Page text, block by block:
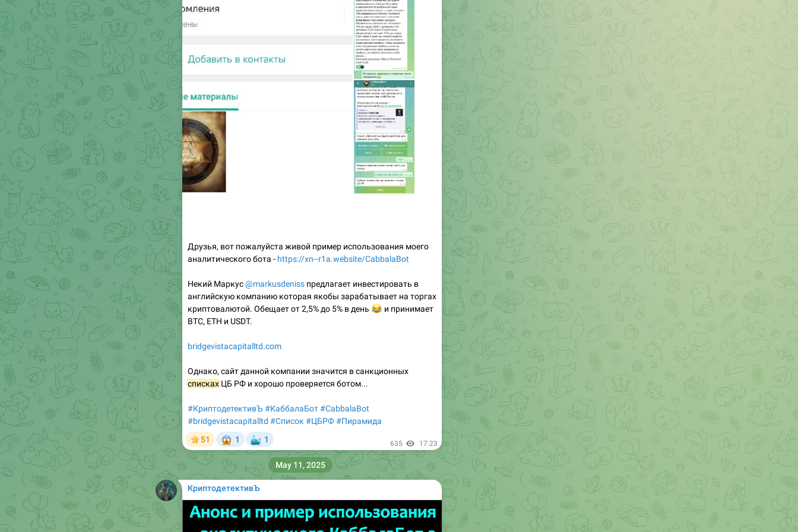
Друзья, вот пожалуйста живой пример использования моего
аналитического бота - https://xn--r1a.website/CabbalaBot
Некий Маркус@markusdeniss предлагает инвестировать в
английскую компанию которая якобы зарабатывает на торгах
криптовалютой. Обещает от 2,5% до 5% в день
😂и принимает
BTC, ETH и USDT.
bridgevistacapitalltd.com
Однако, сайт данной компании значится в санкционных
списках ЦБ РФ и хорошо проверяется ботом...
#КриптодетективЪ #КаббалаБот#CabbalaBot
#bridgevistacapitalltd #Список #ЦБРФ#Пирамида
51
😱
1
🐳
1 635 17:23
КриптодетективЪ
May 11, 2025